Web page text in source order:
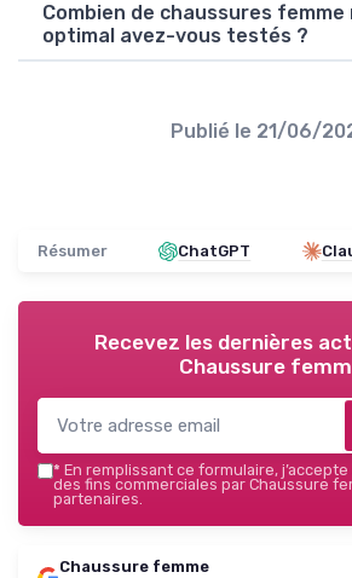
Combien de chaussures femme
optimal avez-vous testés ?
Publié le 21/06/
Résumer ChatGPT
Recevez les dernières
Chaussure
* En remplissant ce formulaire,
des fins commerciales par Chaussure
partenaires.
Chaussure femme